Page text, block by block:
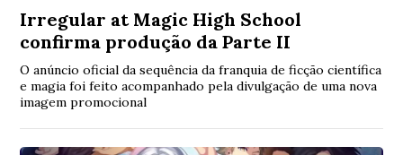
Irregular at Magic High School
confirma produção da Parte II
O anúncio oficial da sequência da franquia de ficção científica
e magia foi feito acompanhado pela divulgação de uma nova
imagem promocional